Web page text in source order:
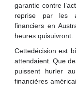
garantie contre
reprise par les
financiers en
heures quisuivront.
Cettedécision est
attendaient. Que
puissent hurler
financières